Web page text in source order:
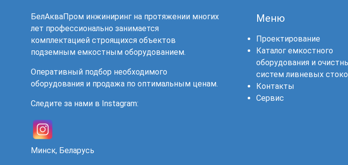
БелАкваПром инжиниринг на протяжении многих
лет профессионально занимается
комплектацией строящихся объектов
подземным емкостным оборудованием.
Оперативный подбор необходимого
оборудования и продажа по оптимальным ценам.
Следите за нами в Instagram:
Минск, Беларусь
Меню
Проектирование
Каталог емкостного
оборудования и
систем ливневых
Контакты
Сервис